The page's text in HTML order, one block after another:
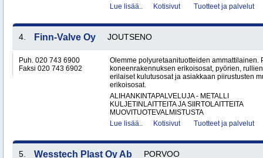
Lue lisää..
Kotisivut Tuotteet ja palvelut
4. Finn-Valve Oy JOUTSENO
Puh. 020 743 6900
Faksi 020 743 6902
Olemme polyuretaanituotteiden ammattilainen.
koneenrakennuksen erikoisosat, pyörien,
erilaiset kulutusosat ja asiakkaan piirustusten
erikoisosat.
ALIHANKINTAPALVELUJA - METALLI
KULJETINLAITTEITA JA SIIRTOLAITTEITA
MUOVITUOTEVALMISTUSTA
Lue lisää..
Kotisivut Tuotteet ja palvelut
5. Wesstech Plast Oy Ab PORVOO